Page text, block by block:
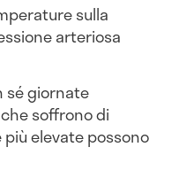
sulla
arteriosa
sé giornate
soffrono di
elevate possono